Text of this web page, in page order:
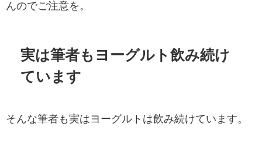
んのでご注意を。
実は筆者もヨーグルト飲み続け
ています
そんな筆者も実はヨーグルトは飲み続けています。